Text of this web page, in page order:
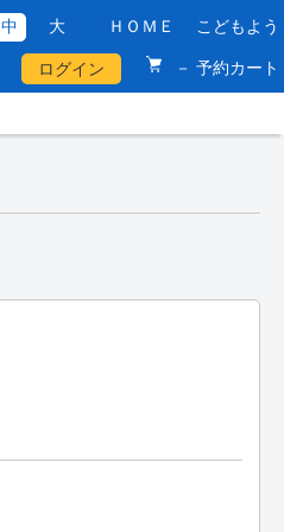
中 大 ＨＯＭＥ こどもよう
ログイン － 予約カート